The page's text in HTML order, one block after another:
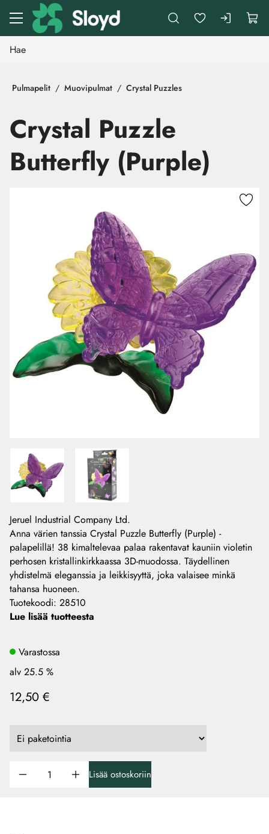
Siirry pääsisältöön
Pulmapelit Muovipulmat Crystal Puzzles
Crystal Puzzle
Butterfly (Purple)
Jeruel Industrial Company Ltd.
Anna värien tanssia Crystal Puzzle Butterfly (Purple) -
palapelillä! 38 kimaltelevaa palaa rakentavat kauniin violetin
perhosen kristallinkirkkaassa 3D-muodossa. Täydellinen
yhdistelmä eleganssia ja leikkisyyttä, joka valaisee minkä
tahansa huoneen.
Tuotekoodi: 28510
Lue lisää tuotteesta
Varastossa
alv 25.5 %
12,50 €
Lisää ostoskoriin